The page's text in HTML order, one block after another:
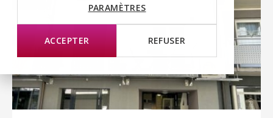
PARAMÈTRES
ACCEPTER REFUSER